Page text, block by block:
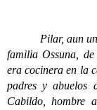
Pilar, aun
familia Ossuna,
era cocinera en la
padres y abuelos
Cabildo, hombre